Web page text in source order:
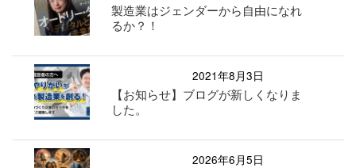
製造業はジェンダーから自由になれ
るか？！
2021年8月3日
【お知らせ】ブログが新しくなりま
した。
2026年6月5日